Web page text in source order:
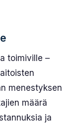
toimiville –
menestyksen
määrä
ja